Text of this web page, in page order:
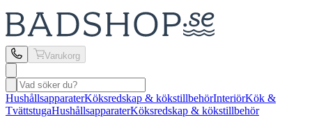
Varukorg
HushållsapparaterKöksredskap & kökstillbehörInteriörKök &
TvättstugaHushållsapparaterKöksredskap & kökstillbehör